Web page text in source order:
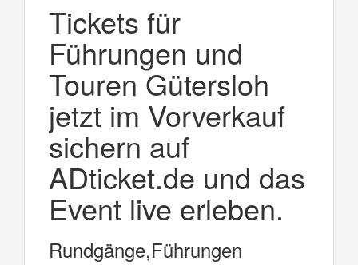
Tickets für
Führungen und
Touren Gütersloh
jetzt im Vorverkauf
sichern auf
ADticket.de und das
Event live erleben.
Rundgänge,Führungen